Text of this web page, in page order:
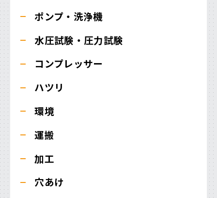
ポンプ・洗浄機
水圧試験・圧力試験
コンプレッサー
ハツリ
環境
運搬
加工
穴あけ